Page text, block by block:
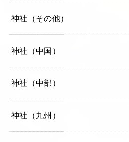
神社（その他）
神社（中国）
神社（中部）
神社（九州）